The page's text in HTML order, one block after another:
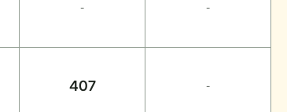
- -
407 -